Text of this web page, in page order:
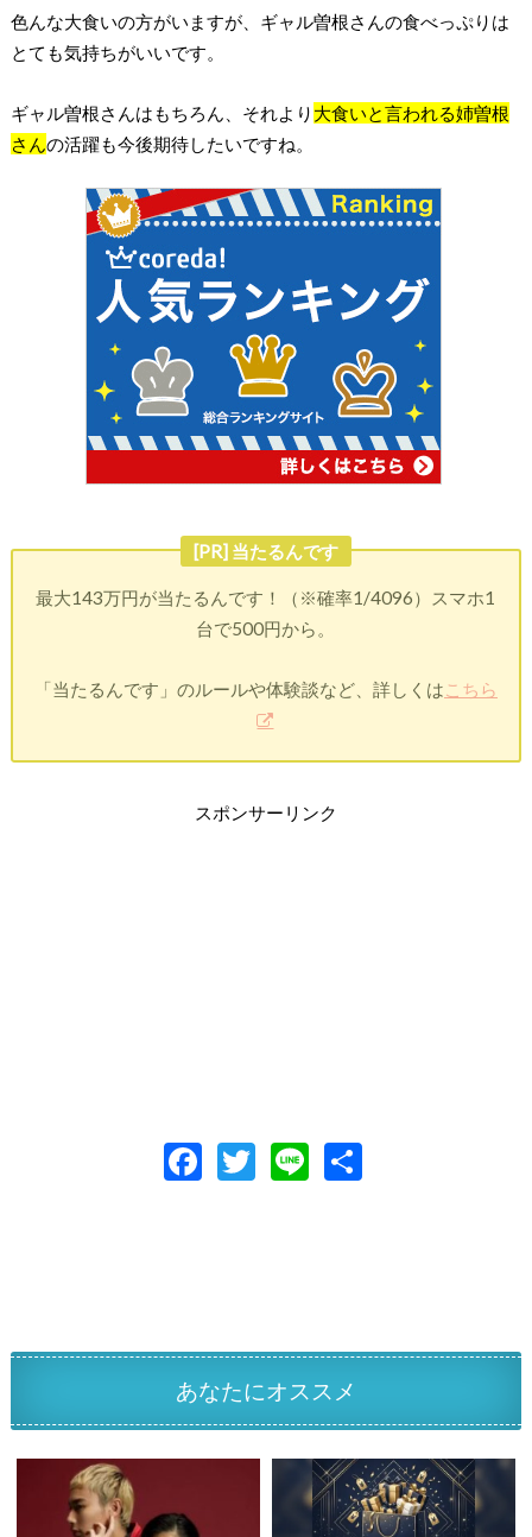
色んな大食いの方がいますが、ギャル曽根さんの食べっぷりは
とても気持ちがいいです。
ギャル曽根さんはもちろん、それより 大食いと言われる姉曽根
さんの活躍も今後期待したいですね。
[PR] 当たるんです
最大143万円が当たるんです！（※確率1/4096）スマホ1
台で500円から。
「当たるんです」のルールや体験談など、詳しくは こちら
スポンサーリンク
F
o
k
T
Li 共
あなたにオススメ